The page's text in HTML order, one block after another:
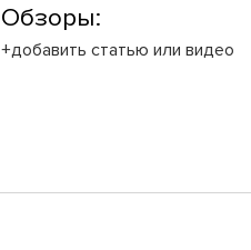
Обзоры:
+добавить статью или видео